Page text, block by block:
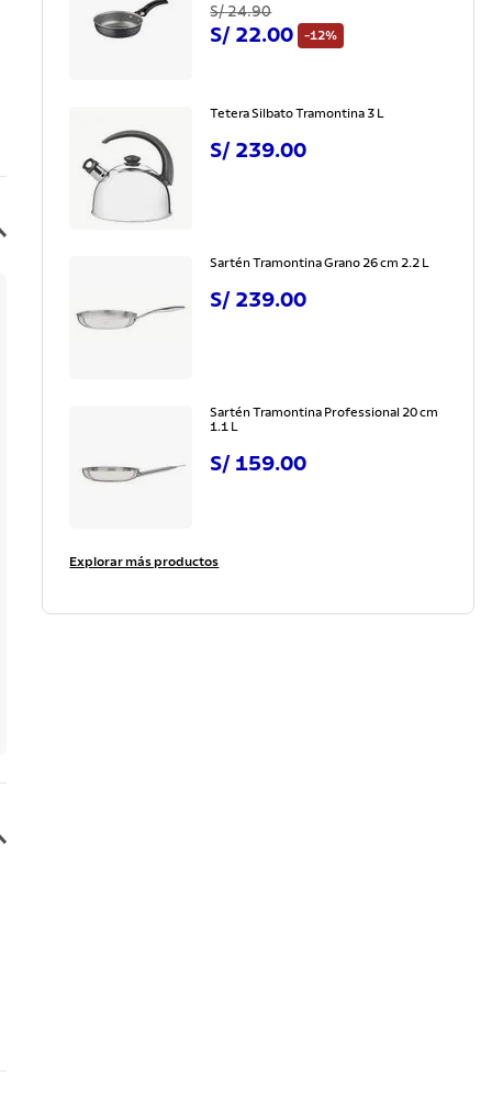
S/ 24.90
S/ 22.00 -12%
Tetera Silbato Tramontina 3 L
S/ 239.00
Sartén Tramontina Grano 26 cm 2.2 L
S/ 239.00
Sartén Tramontina Professional 20 cm
1.1 L
S/ 159.00
Explorar más productos